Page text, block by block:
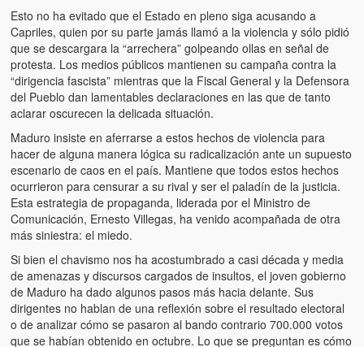
Esto no ha evitado que el Estado en pleno siga acusando a
Capriles, quien por su parte jamás llamó a la violencia y sólo pidió
que se descargara la “arrechera” golpeando ollas en señal de
protesta. Los medios públicos mantienen su campaña contra la
“dirigencia fascista” mientras que la Fiscal General y la Defensora
del Pueblo dan lamentables declaraciones en las que de tanto
aclarar oscurecen la delicada situación.
Maduro insiste en aferrarse a estos hechos de violencia para
hacer de alguna manera lógica su radicalización ante un supuesto
escenario de caos en el país. Mantiene que todos estos hechos
ocurrieron para censurar a su rival y ser el paladín de la justicia.
Esta estrategia de propaganda, liderada por el Ministro de
Comunicación, Ernesto Villegas, ha venido acompañada de otra
más siniestra: el miedo.
Si bien el chavismo nos ha acostumbrado a casi década y media
de amenazas y discursos cargados de insultos, el joven gobierno
de Maduro ha dado algunos pasos más hacia delante. Sus
dirigentes no hablan de una reflexión sobre el resultado electoral
o de analizar cómo se pasaron al bando contrario 700.000 votos
que se habían obtenido en octubre. Lo que se preguntan es cómo